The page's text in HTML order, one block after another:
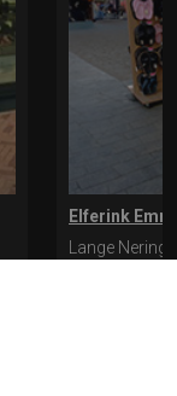
Elferink
Lange Nering